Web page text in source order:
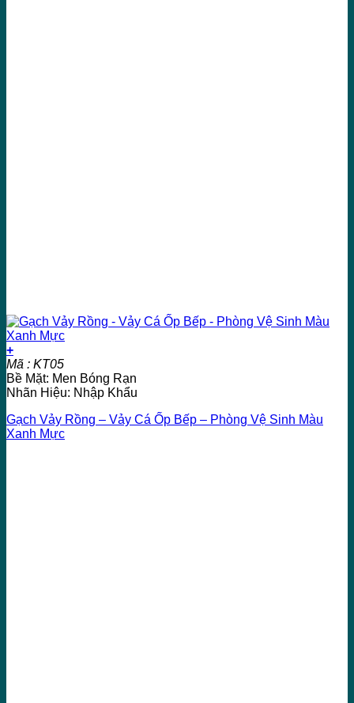
+
Mã : KT05
Bề Mặt: Men Bóng Rạn
Nhãn Hiệu: Nhập Khẩu
Gạch Vảy Rồng – Vảy Cá Ốp Bếp – Phòng Vệ Sinh Màu
Xanh Mực